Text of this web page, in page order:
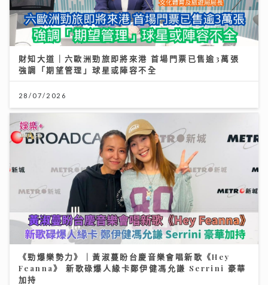
財知大道｜六歐洲勁旅即將來港 首場門票已售逾3萬張
強調「期望管理」球星或陣容不全
28/07/2026
《勁爆樂勢力》｜黃淑蔓盼台慶音樂會唱新歌《Hey
Feanna》 新歌碌爆人緣卡鄭伊健馮允謙 Serrini 豪華
加持